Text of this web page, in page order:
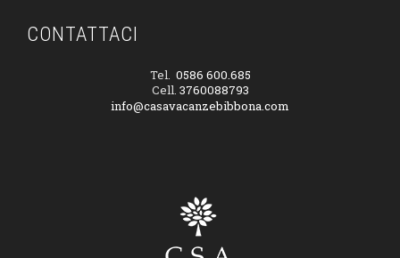
CONTATTACI
Tel. 0586 600.685
Cell. 3760088793
info@casavacanzebibbona.com